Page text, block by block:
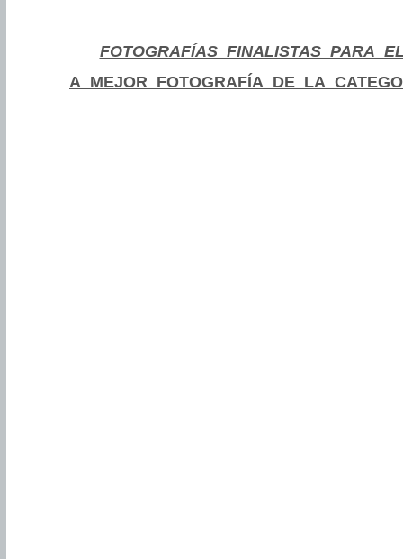
FOTOGRAFÍAS FINALISTAS PARA
A MEJOR FOTOGRAFÍA DE LA